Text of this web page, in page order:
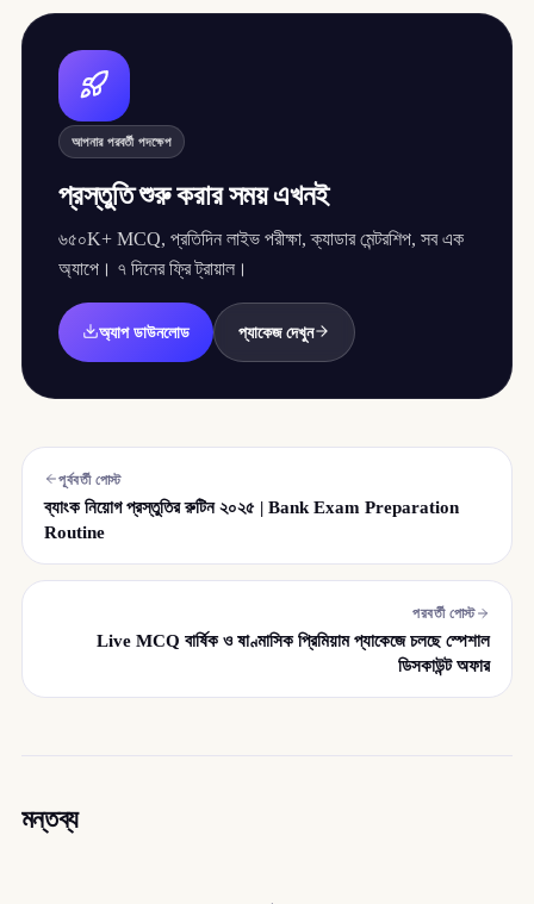
আপনার পরবর্তী পদক্ষেপ
প্রস্তুতি শুরু করার সময় এখনই
৬৫০K+ MCQ, প্রতিদিন লাইভ পরীক্ষা, ক্যাডার মেন্টরশিপ, সব এক
অ্যাপে। ৭ দিনের ফ্রি ট্রায়াল।
অ্যাপ ডাউনলোড প্যাকেজ দেখুন
পূর্ববর্তী পোস্ট
ব্যাংক নিয়োগ প্রস্তুতির রুটিন ২০২৫ | Bank Exam Preparation
Routine
পরবর্তী পোস্ট
Live MCQ বার্ষিক ও ষাণ্মাসিক প্রিমিয়াম প্যাকেজে চলছে স্পেশাল
ডিসকাউন্ট অফার
মন্তব্য